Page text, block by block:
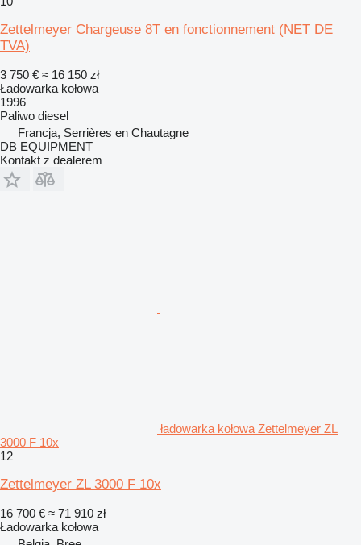
Zettelmeyer Chargeuse 8T en fonctionnement (NET DE
TVA)
3 750 € ≈ 16 150 zł
Ładowarka kołowa
1996
Paliwo diesel
Francja, Serrières en Chautagne
DB EQUIPMENT
Kontakt z dealerem
ładowarka kołowa Zettelmeyer ZL
3000 F 10x
12
Zettelmeyer ZL 3000 F 10x
16 700 € ≈ 71 910 zł
Ładowarka kołowa